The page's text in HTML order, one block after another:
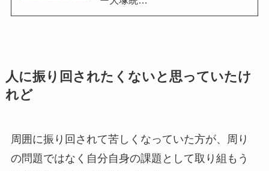
人に振り回されたくないと思っていたけ
れど
周囲に振り回されて苦しくなっていた方が、周り
の問題ではなく自分自身の課題として取り組もう